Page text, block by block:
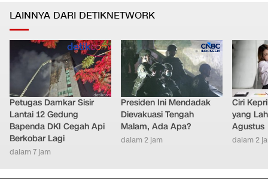
LAINNYA DARI DETIKNETWORK
Petugas Damkar Sisir
Lantai 12 Gedung
Bapenda DKI Cegah Api
Berkobar Lagi
dalam 7 jam
Presiden Ini Mendadak
Dievakuasi Tengah
Malam, Ada Apa?
dalam 2 jam
Ciri
yang
Agustus
dalam 2